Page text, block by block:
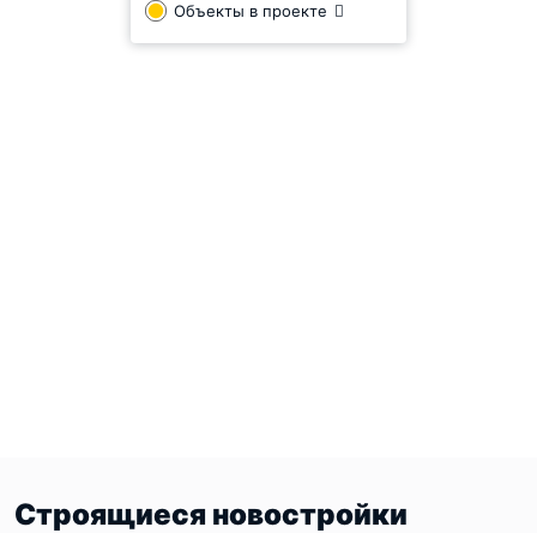
Объекты в проекте
Строящиеся новостройки